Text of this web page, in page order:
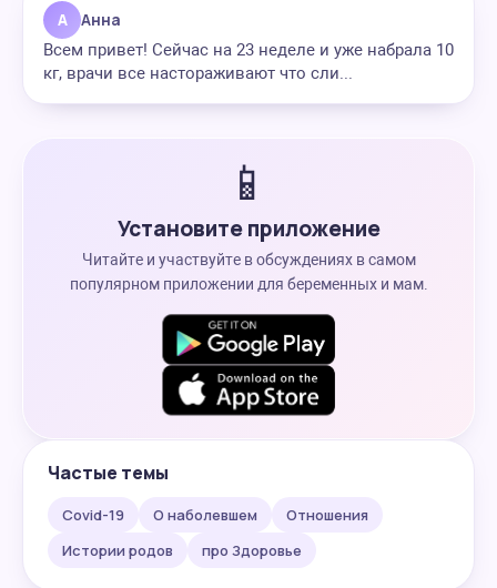
А Анна
Всем привет! Сейчас на 23 неделе и уже набрала 10
кг, врачи все настораживают что сли...
📱
Установите приложение
Читайте и участвуйте в обсуждениях в самом
популярном приложении для беременных и мам.
Частые темы
Covid-19 О наболевшем
Отношения
Истории родов
про Здоровье